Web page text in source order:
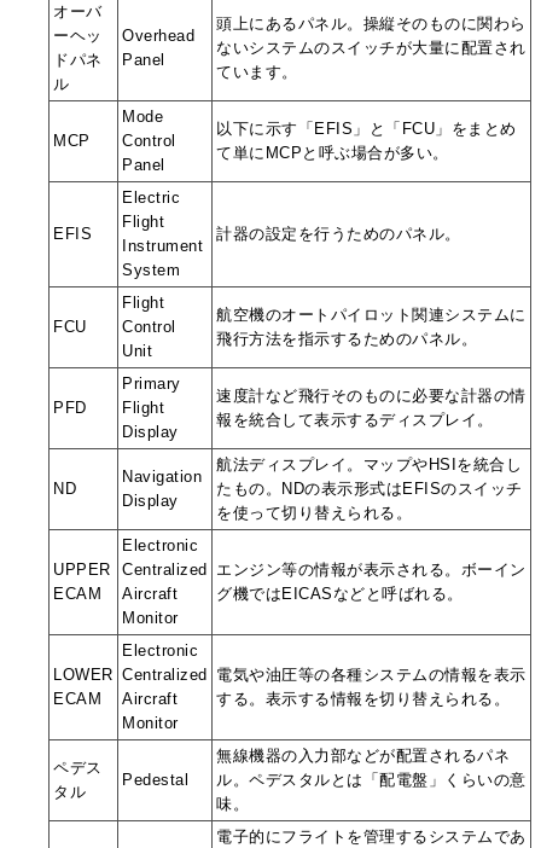
オーバ
ーヘッ
ドパネ
ル
Overhead
Panel
頭上にあるパネル。操縦そのものに関わら
ないシステムのスイッチが大量に配置され
ています。
MCP
Mode
Control
Panel
以下に示す「EFIS」と「FCU」をまとめ
て単にMCPと呼ぶ場合が多い。
EFIS
Electric
Flight
Instrument
System
計器の設定を行うためのパネル。
FCU
Flight
Control
Unit
航空機のオートパイロット関連システムに
飛行方法を指示するためのパネル。
PFD
Primary
Flight
Display
速度計など飛行そのものに必要な計器の情
報を統合して表示するディスプレイ。
ND
Navigation
Display
航法ディスプレイ。マップやHSIを統合し
たもの。NDの表示形式はEFISのスイッチ
を使って切り替えられる。
UPPER
ECAM
Electronic
Centralized
Aircraft
Monitor
エンジン等の情報が表示される。ボーイン
グ機ではEICASなどと呼ばれる。
LOWER
ECAM
Electronic
Centralized
Aircraft
Monitor
電気や油圧等の各種システムの情報を表示
する。表示する情報を切り替えられる。
ペデス
タル
Pedestal
無線機器の入力部などが配置されるパネ
ル。ペデスタルとは「配電盤」くらいの意
味。
電子的にフライトを管理するシステムであ